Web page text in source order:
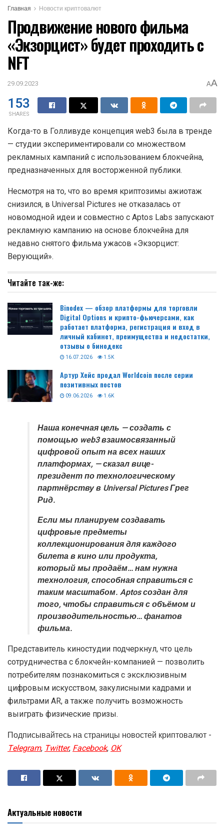
Главная Новости криптовалют
Продвижение нового фильма
«Экзорцист» будет проходить с
NFT
29.09.2023 AA
153
SHARES
Когда-то в Голливуде концепция web3 была в тренде
— студии экспериментировали со множеством
рекламных кампаний с использованием блокчейна,
предназначенных для восторженной публики.
Несмотря на то, что во время криптозимы ажиотаж
снизился, в Universal Pictures не отказалась от
новомодной идеи и совместно с Aptos Labs запускают
рекламную кампанию на основе блокчейна для
недавно снятого фильма ужасов «Экзорцист:
Верующий».
Читайте так-же:
Binodex — обзор платформы для торговли
Digital Options и крипто-фьючерсами, как
работает платформа, регистрация и вход в
личный кабинет, преимущества и недостатки,
отзывы о бинодекс
16.07.2026 1.5K
Артур Хейс продал Worldcoin после серии
позитивных постов
09.06.2026 1.6K
Наша конечная цель — создать с
помощью web3 взаимосвязанный
цифровой опыт на всех наших
платформах, — сказал вице-
президент по технологическому
партнёрству в Universal Pictures Грег
Рид.
Если мы планируем создавать
цифровые предметы
коллекционирования для каждого
билета в кино или продукта,
который мы продаём… нам нужна
технология, способная справиться с
таким масштабом. Aptos создан для
того, чтобы справиться с объёмом и
производительностью… фанатов
фильма.
Представитель киностудии подчеркнул, что цель
сотрудничества с блокчейн-компанией — позволить
потребителям познакомиться с эксклюзивным
цифровым искусством, закулисными кадрами и
фильтрами AR, а также получить возможность
выиграть физические призы.
Подписывайтесь на страницы новостей криптовалют -
Telegram,Twitter,Facebook,OK
Актуальные новости